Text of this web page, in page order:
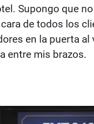
Supongo que
de todos los
en la puerta al
entre mis brazos.